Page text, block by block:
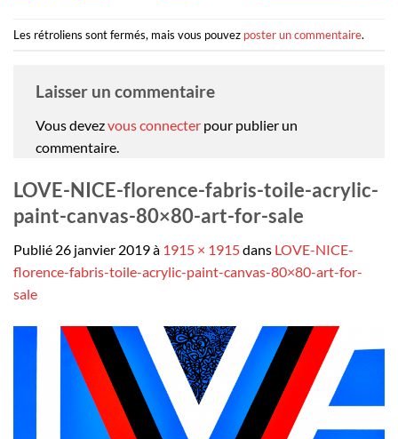
Les rétroliens sont fermés, mais vous pouvez poster un commentaire.
Laisser un commentaire
Vous devezvous connecter pour publier un
commentaire.
LOVE-NICE-florence-fabris-toile-acrylic-
paint-canvas-80×80-art-for-sale
Publié 26 janvier 2019à 1915 × 1915dans LOVE-NICE-
florence-fabris-toile-acrylic-paint-canvas-80×80-art-for-
sale